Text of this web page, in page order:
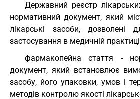
Державний реєстр
нормативний документ, який
лікарські засоби, дозволені
застосування в медичній
фармакопейна стаття -
документ, який встановлює
засобу, його упаковки, умов і
методів контролю якості